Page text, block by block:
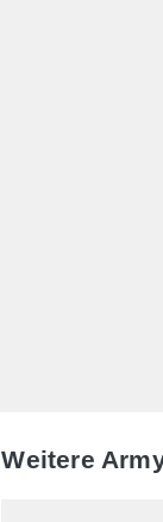
Weitere